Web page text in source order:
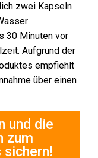
zwei Kapseln
30 Minuten vor
Aufgrund der
empfiehlt
über einen
und die
zum